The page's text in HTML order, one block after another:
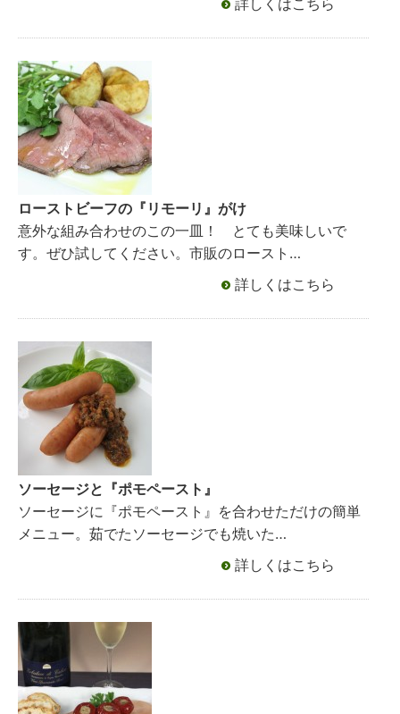
詳しくはこちら
ローストビーフの『リモーリ』がけ
意外な組み合わせのこの一皿！ とても美味しいで
す。ぜひ試してください。市販のロースト…
詳しくはこちら
ソーセージと『ポモペースト』
ソーセージに『ポモペースト』を合わせただけの簡単
メニュー。茹でたソーセージでも焼いた…
詳しくはこちら